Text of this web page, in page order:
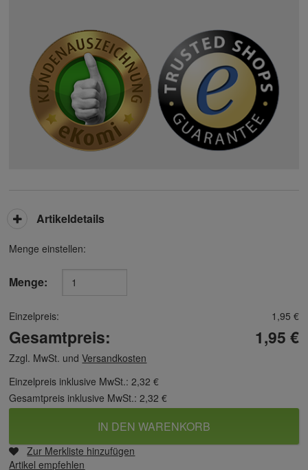
Menge einstellen:
Menge:
Einzelpreis: 1,95 €
Gesamtpreis: 1,95 €
Zzgl. MwSt. undVersandkosten
Einzelpreis inklusive MwSt.:2,32 €
Gesamtpreis inklusive MwSt.:2,32 €
IN DEN WARENKORB
Zur Merkliste hinzufügen
Artikel empfehlen
Artikeldetails